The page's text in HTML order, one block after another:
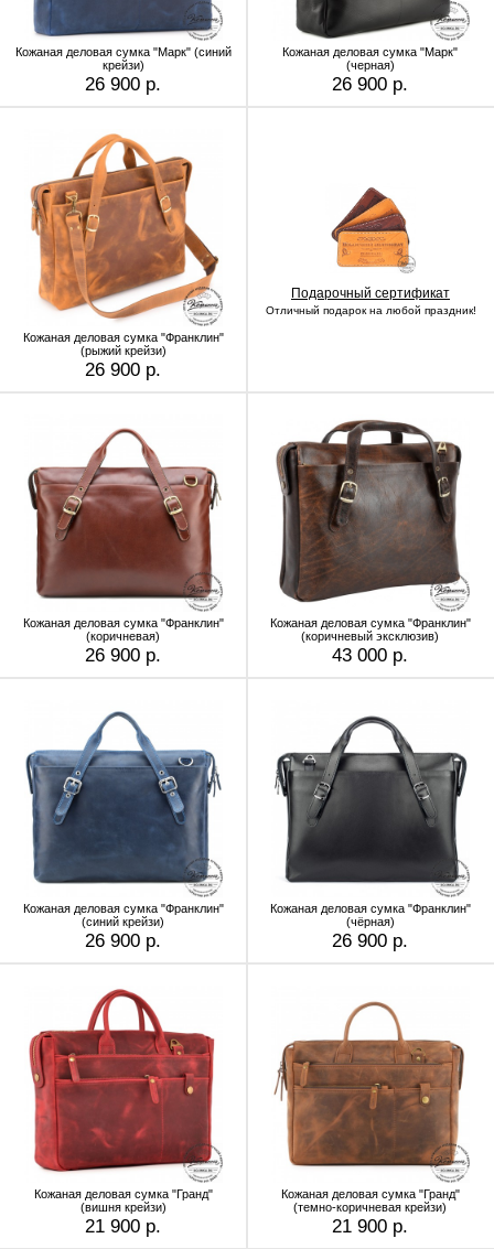
Кожаная деловая сумка "Марк" (синий
крейзи)
26 900 р.
Кожаная деловая сумка "Марк"
(черная)
26 900 р.
Кожаная деловая сумка "Франклин"
(рыжий крейзи)
26 900 р.
Подарочный сертификат
Отличный подарок на любой праздник!
Кожаная деловая сумка "Франклин"
(коричневая)
26 900 р.
Кожаная деловая сумка "Франклин"
(коричневый эксклюзив)
43 000 р.
Кожаная деловая сумка "Франклин"
(синий крейзи)
26 900 р.
Кожаная деловая сумка "Франклин"
(чёрная)
26 900 р.
Кожаная деловая сумка "Гранд"
(вишня крейзи)
21 900 р.
Кожаная деловая сумка "Гранд"
(темно-коричневая крейзи)
21 900 р.